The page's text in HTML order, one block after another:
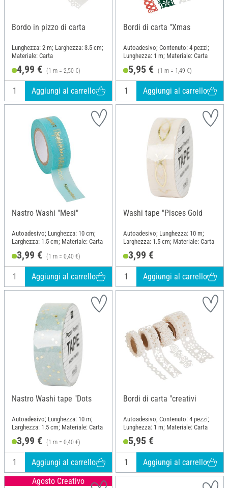
Bordo in pizzo di carta
Lunghezza: 2 m; Larghezza: 3.5 cm;
Materiale: Carta
4,99 € (1 m = 2,50 €)
Aggiungi al carrello
Bordi di carta "Xmas
Autoadesivo; Contenuto: 4 pezzi;
Lunghezza: 1 m; Materiale: Carta
5,95 € (1 m = 1,49 €)
Aggiungi al carrello
Nastro Washi "Mesi"
Autoadesivo; Lunghezza: 10 cm;
Larghezza: 1.5 cm; Materiale: Carta
3,99 € (1 m = 0,40 €)
Aggiungi al carrello
Washi tape "Pisces Gold
Autoadesivo; Lunghezza: 10 m;
Larghezza: 1.5 cm; Materiale: Carta
3,99 €
Aggiungi al carrello
Nastro Washi tape "Dots
Autoadesivo; Lunghezza: 10 m;
Larghezza: 1.5 cm; Materiale: Carta
3,99 € (1 m = 0,40 €)
Aggiungi al carrello
Bordi di carta "creativi
Autoadesivo; Contenuto: 4 pezzi;
Lunghezza: 1 m; Materiale: Carta
5,95 €
Aggiungi al carrello
Agosto Creativo